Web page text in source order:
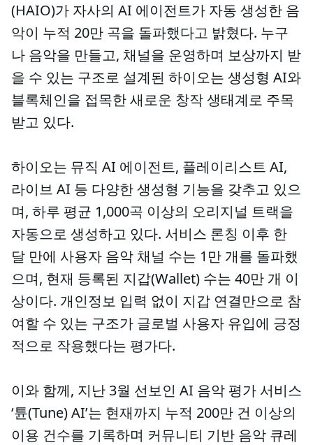
(HAIO)가 자사의 AI 에이전트가 자동 생성한 음
악이 누적 20만 곡을 돌파했다고 밝혔다. 누구
나 음악을 만들고, 채널을 운영하며 보상까지 받
을 수 있는 구조로 설계된 하이오는 생성형 AI와
블록체인을 접목한 새로운 창작 생태계로 주목
받고 있다.
하이오는 뮤직 AI 에이전트, 플레이리스트 AI,
라이브 AI 등 다양한 생성형 기능을 갖추고 있으
며, 하루 평균 1,000곡 이상의 오리지널 트랙을
자동으로 생성하고 있다. 서비스 론칭 이후 한
달 만에 사용자 음악 채널 수는 1만 개를 돌파했
으며, 현재 등록된 지갑(Wallet) 수는 40만 개 이
상이다. 개인정보 입력 없이 지갑 연결만으로 참
여할 수 있는 구조가 글로벌 사용자 유입에 긍정
적으로 작용했다는 평가다.
이와 함께, 지난 3월 선보인 AI 음악 평가 서비스
‘튠(Tune) AI’는 현재까지 누적 200만 건 이상의
이용 건수를 기록하며 커뮤니티 기반 음악 큐레